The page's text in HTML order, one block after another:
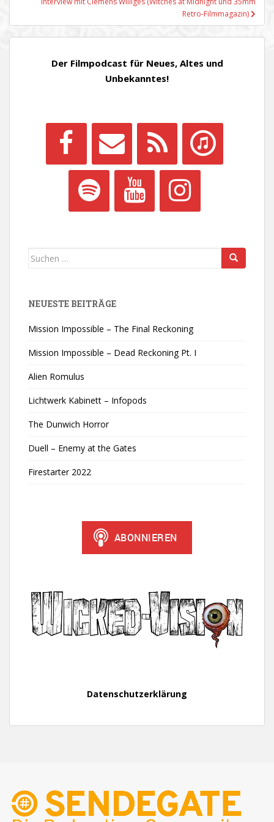
Retro-Filmmagazin)
Der Filmpodcast für Neues, Altes und
Unbekanntes!
Suchen
NEUESTE BEITRÄGE
Mission Impossible – The Final Reckoning
Mission Impossible – Dead Reckoning Pt. I
Alien Romulus
Lichtwerk Kabinett – Infopods
The Dunwich Horror
Duell – Enemy at the Gates
Firestarter 2022
Datenschutzerklärung